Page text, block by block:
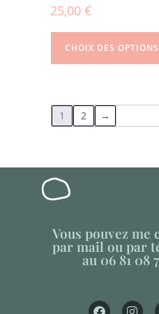
25,00 €
CHOIX DES OPTIONS
1 2 →
Vous pouvez me
par mail ou par
au 06 81 08